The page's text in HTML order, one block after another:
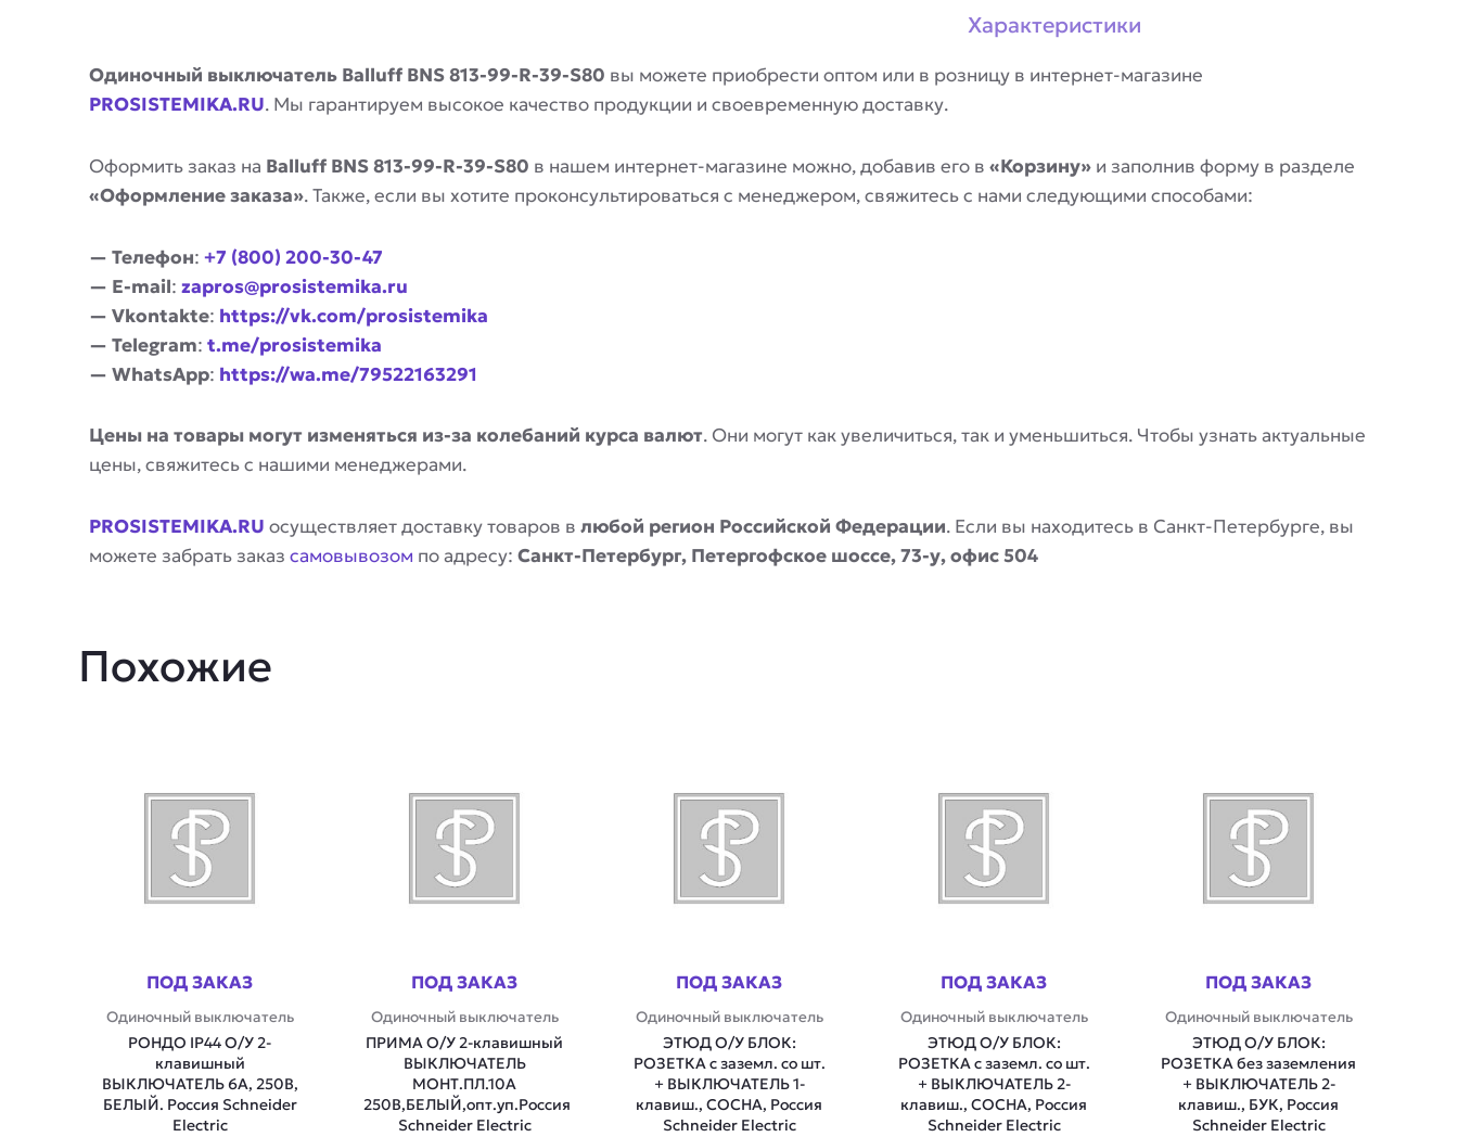
Характеристики
Одиночный выключатель Balluff BNS 813-99-R-39-S80 вы можете приобрести оптом или в розницу в интернет-магазине
PROSISTEMIKA.RU. Мы гарантируем высокое качество продукции и своевременную доставку.
Оформить заказ на Balluff BNS 813-99-R-39-S80 в нашем интернет-магазине можно, добавив его в «Корзину» и заполнив форму в разделе
«Оформление заказа». Также, если вы хотите проконсультироваться с менеджером, свяжитесь с нами следующими способами:
— Телефон: +7 (800) 200-30-47
— E-mail: zapros@prosistemika.ru
— Vkontakte: https://vk.com/prosistemika
— Telegram: t.me/prosistemika
— WhatsApp: https://wa.me/79522163291
Цены на товары могут изменяться из-за колебаний курса валют. Они могут как увеличиться, так и уменьшиться. Чтобы узнать актуальные
цены, свяжитесь с нашими менеджерами.
PROSISTEMIKA.RU осуществляет доставку товаров в любой регион Российской Федерации. Если вы находитесь в Санкт-Петербурге, вы
можете забрать заказ самовывозом по адресу: Санкт-Петербург, Петергофское шоссе, 73-у, офис 504
Похожие
ПОД ЗАКАЗ
Одиночный выключатель
РОНДО IP44 О/У 2-
клавишный
ВЫКЛЮЧАТЕЛЬ 6А, 250В,
БЕЛЫЙ. Россия Schneider
Electric
ПОД ЗАКАЗ
Одиночный выключатель
ПРИМА О/У 2-клавишный
ВЫКЛЮЧАТЕЛЬ
МОНТ.ПЛ.10А
250B,БЕЛЫЙ,опт.уп.Россия
Schneider Electric
ПОД ЗАКАЗ
Одиночный выключатель
ЭТЮД О/У БЛОК:
РОЗЕТКА с заземл. со шт.
+ ВЫКЛЮЧАТЕЛЬ 1-
клавиш., СОСНА, Россия
Schneider Electric
ПОД ЗАКАЗ
Одиночный выключатель
ЭТЮД О/У БЛОК:
РОЗЕТКА с заземл. со шт.
+ ВЫКЛЮЧАТЕЛЬ 2-
клавиш., СОСНА, Россия
Schneider Electric
ПОД ЗАКАЗ
Одиночный выключатель
ЭТЮД О/У БЛОК:
РОЗЕТКА без заземления
+ ВЫКЛЮЧАТЕЛЬ 2-
клавиш., БУК, Россия
Schneider Electric